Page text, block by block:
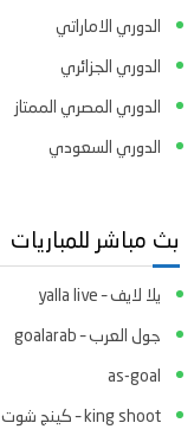
الدوري الاماراتي
الدوري الجزائري
الدوري المصري الممتاز
الدوري السعودي
بث مباشر للمباريات
يلا لايف – yalla live
جول العرب – goalarab
as-goal
king shoot – كينج شوت